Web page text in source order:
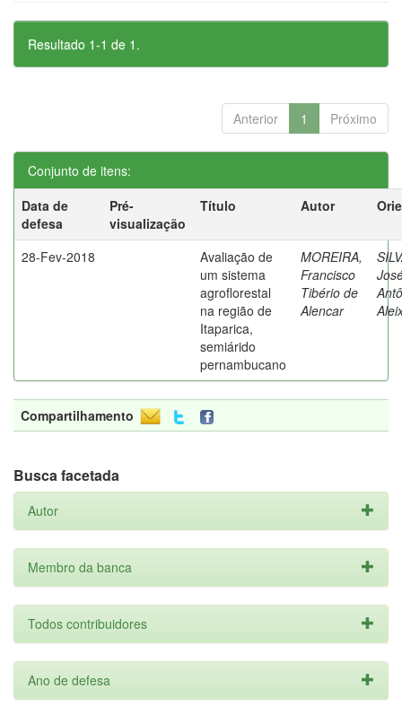
Resultado 1-1 de 1.
Anterior 1 Próximo
Conjunto de itens:
Data de
defesa
Pré-
visualização
Título Autor
28-Fev-2018
Avaliação de
um sistema
agroflorestal
na região de
Itaparica,
semiárido
pernambucano
MOREIRA,
Francisco
Tibério de
Alencar
Compartilhamento
Busca facetada
Autor
Membro da banca
Todos contribuidores
Ano de defesa